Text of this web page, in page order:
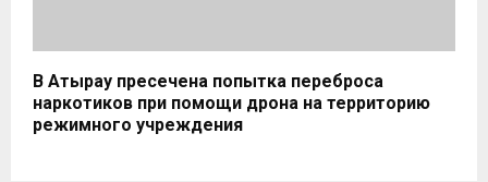
В Атырау пресечена попытка переброса
наркотиков при помощи дрона на территорию
режимного учреждения